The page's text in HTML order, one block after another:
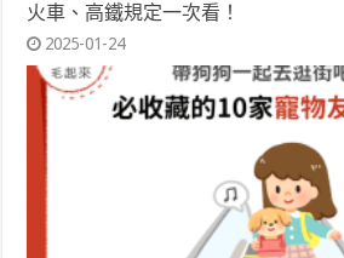
火車、高鐵規定一次看！
2025-01-24